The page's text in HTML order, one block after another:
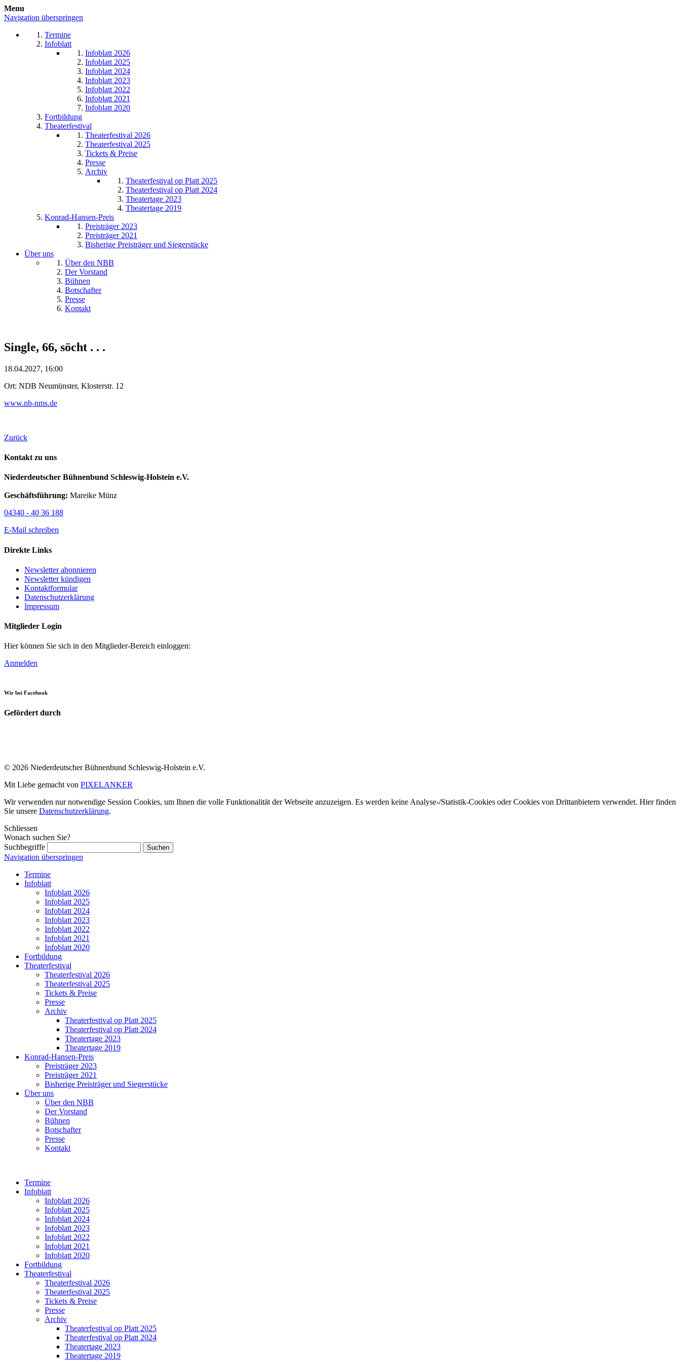
Menu
Navigation überspringen
Termine
Infoblatt
Infoblatt 2026
Infoblatt 2025
Infoblatt 2024
Infoblatt 2023
Infoblatt 2022
Infoblatt 2021
Infoblatt 2020
Fortbildung
Theaterfestival
Theaterfestival 2026
Theaterfestival 2025
Tickets & Preise
Presse
Archiv
Theaterfestival op Platt 2025
Theaterfestival op Platt 2024
Theatertage 2023
Theatertage 2019
Konrad-Hansen-Preis
Preisträger 2023
Preisträger 2021
Bisherige Preisträger und Siegerstücke
Über uns
Über den NBB
Der Vorstand
Bühnen
Botschafter
Presse
Kontakt
Single, 66, söcht . . .
18.04.2027, 16:00
Ort: NDB Neumünster, Klosterstr. 12
www.nb-nms.de
Zurück
Kontakt zu uns
Niederdeutscher Bühnenbund Schleswig-Holstein e.V.
Geschäftsführung: Mareike Münz
04340 - 40 36 188
E-Mail schreiben
Direkte Links
Newsletter abonnieren
Newsletter kündigen
Kontaktformular
Datenschutzerklärung
Impressum
Mitglieder Login
Hier können Sie sich in den Mitglieder-Bereich einloggen:
Anmelden
Wir bei Facebook
Gefördert durch
© 2026 Niederdeutscher Bühnenbund Schleswig-Holstein e.V.
Mit Liebe gemacht von PIXELANKER
Wir verwenden nur notwendige Session Cookies, um Ihnen die volle Funktionalität der Webseite anzuzeigen. Es werden keine Analyse-/Statistik-Cookies oder Cookies von Drittanbietern verwendet. Hier finden
Sie unsere Datenschutzerklärung.
Schliessen
Wonach suchen Sie?
Suchbegriffe
Navigation überspringen
Termine
Infoblatt
Infoblatt 2026
Infoblatt 2025
Infoblatt 2024
Infoblatt 2023
Infoblatt 2022
Infoblatt 2021
Infoblatt 2020
Fortbildung
Theaterfestival
Theaterfestival 2026
Theaterfestival 2025
Tickets & Preise
Presse
Archiv
Theaterfestival op Platt 2025
Theaterfestival op Platt 2024
Theatertage 2023
Theatertage 2019
Konrad-Hansen-Preis
Preisträger 2023
Preisträger 2021
Bisherige Preisträger und Siegerstücke
Über uns
Über den NBB
Der Vorstand
Bühnen
Botschafter
Presse
Kontakt
Termine
Infoblatt
Infoblatt 2026
Infoblatt 2025
Infoblatt 2024
Infoblatt 2023
Infoblatt 2022
Infoblatt 2021
Infoblatt 2020
Fortbildung
Theaterfestival
Theaterfestival 2026
Theaterfestival 2025
Tickets & Preise
Presse
Archiv
Theaterfestival op Platt 2025
Theaterfestival op Platt 2024
Theatertage 2023
Theatertage 2019